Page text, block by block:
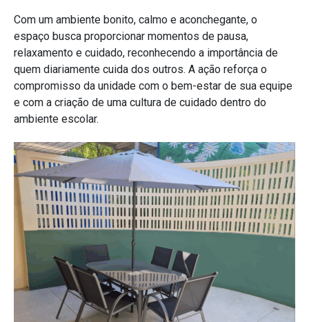
Com um ambiente bonito, calmo e aconchegante, o
espaço busca proporcionar momentos de pausa,
relaxamento e cuidado, reconhecendo a importância de
quem diariamente cuida dos outros. A ação reforça o
compromisso da unidade com o bem-estar de sua equipe
e com a criação de uma cultura de cuidado dentro do
ambiente escolar.